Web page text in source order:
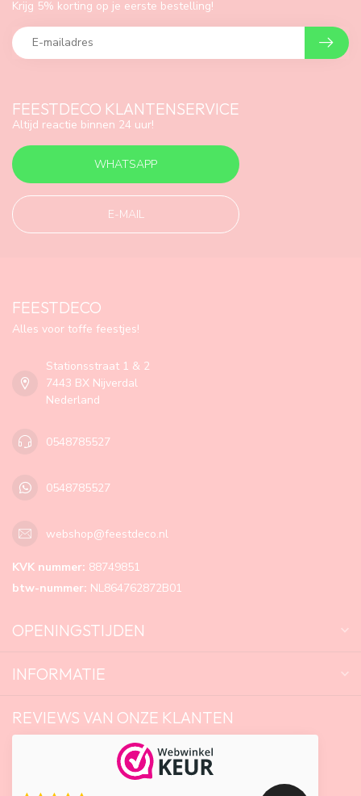
FEESTDECO KLANTENSERVICE
Altijd reactie binnen 24 uur!
WHATSAPP
E-MAIL
Krijg 5% korting op je eerste bestelling!
FEESTDECO
Alles voor toffe feestjes!
Stationsstraat 1 & 2
7443 BX Nijverdal
Nederland
0548785527
0548785527
webshop@feestdeco.nl
KVK nummer: 88749851
btw-nummer: NL864762872B01
OPENINGSTIJDEN
INFORMATIE
REVIEWS VAN ONZE KLANTEN